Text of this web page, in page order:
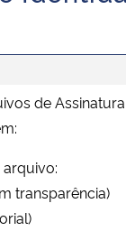
Pecuária e
de
transparência)